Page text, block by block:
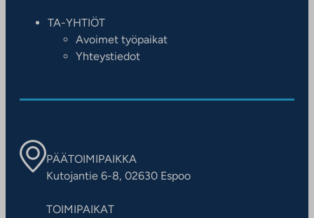
TA-YHTIÖT
Avoimet työpaikat
Yhteystiedot
PÄÄTOIMIPAIKKA
Kutojantie 6-8, 02630 Espoo
TOIMIPAIKAT